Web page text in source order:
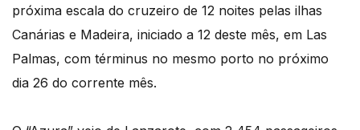
próxima escala do cruzeiro de 12 noites pelas ilhas
Canárias e Madeira, iniciado a 12 deste mês, em Las
Palmas, com términus no mesmo porto no próximo
dia 26 do corrente mês.